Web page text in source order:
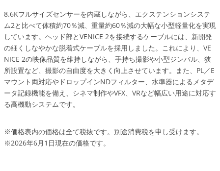
8.6Kフルサイズセンサーを内蔵しながら、エクステンションシステ
ム2と比べて体積約70％減、重量約60％減の大幅な小型軽量化を実現
しています。ヘッド部とVENICE 2を接続するケーブルには、新開発
の細くしなやかな脱着式ケーブルを採用しました。これにより、VE
NICE 2の映像品質を維持しながら、手持ち撮影や小型ジンバル、狭
所設置など、撮影の自由度を大きく向上させています。また、PL／E
マウント両対応やドロップインNDフィルター、水準器によるメタデ
ータ記録機能を備え、シネマ制作やVFX、VRなど幅広い用途に対応す
る高機動システムです。
※価格表内の価格は全て税抜です。別途消費税を申し受けます。
※2026年6月1日現在の価格です。